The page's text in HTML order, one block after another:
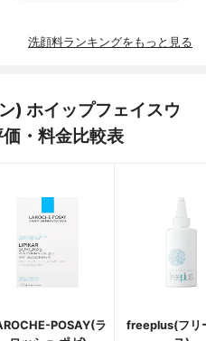
洗顔料ランキングをもっと見る
) ホイップフェイスウ
・料金比較表
POSAY(ラ
freeplus(フリ